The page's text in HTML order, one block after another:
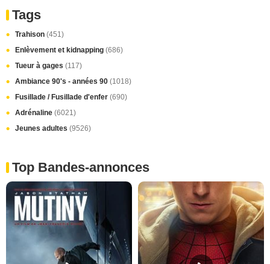
Tags
Trahison (451)
Enlèvement et kidnapping (686)
Tueur à gages (117)
Ambiance 90's - années 90 (1018)
Fusillade / Fusillade d'enfer (690)
Adrénaline (6021)
Jeunes adultes (9526)
Top Bandes-annonces